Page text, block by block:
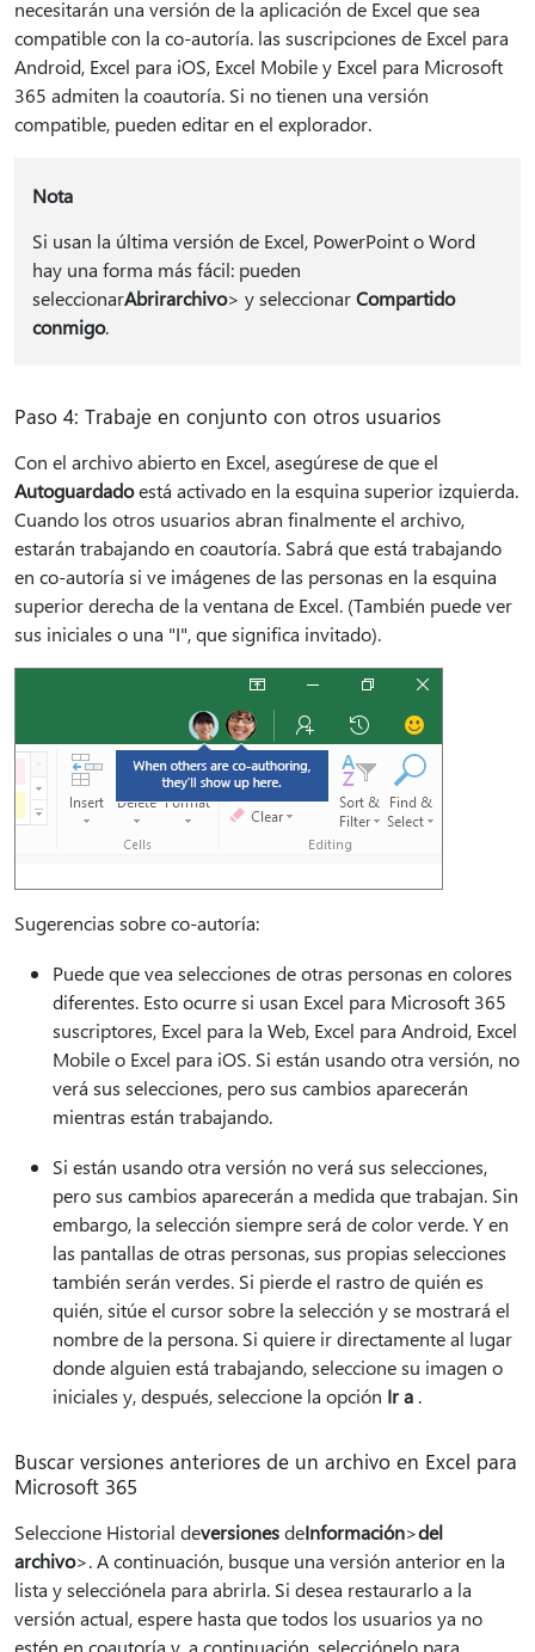
necesitarán una versión de la aplicación de Excel que sea
compatible con la co-autoría. las suscripciones de Excel para
Android, Excel para iOS, Excel Mobile y Excel para Microsoft
365 admiten la coautoría. Si no tienen una versión
compatible, pueden editar en el explorador.
Nota
Si usan la última versión de Excel, PowerPoint o Word
hay una forma más fácil: pueden
seleccionarAbrirarchivo> y seleccionarCompartido
conmigo.
Paso 4: Trabaje en conjunto con otros usuarios
Con el archivo abierto en Excel, asegúrese de que el
Autoguardadoestá activado en la esquina superior izquierda.
Cuando los otros usuarios abran finalmente el archivo,
estarán trabajando en coautoría. Sabrá que está trabajando
en co-autoría si ve imágenes de las personas en la esquina
superior derecha de la ventana de Excel. (También puede ver
sus iniciales o una "I", que significa invitado).
Sugerencias sobre co-autoría:
Puede que vea selecciones de otras personas en colores
diferentes. Esto ocurre si usan Excel para Microsoft 365
suscriptores, Excel para la Web, Excel para Android, Excel
Mobile o Excel para iOS. Si están usando otra versión, no
verá sus selecciones, pero sus cambios aparecerán
mientras están trabajando.
Si están usando otra versión no verá sus selecciones,
pero sus cambios aparecerán a medida que trabajan. Sin
embargo, la selección siempre será de color verde. Y en
las pantallas de otras personas, sus propias selecciones
también serán verdes. Si pierde el rastro de quién es
quién, sitúe el cursor sobre la selección y se mostrará el
nombre de la persona. Si quiere ir directamente al lugar
donde alguien está trabajando, seleccione su imagen o
iniciales y, después, seleccione la opción Ir a .
Buscar versiones anteriores de un archivo en Excel para
Microsoft 365
Seleccione Historial deversionesdeInformación>del
archivo>. A continuación, busque una versión anterior en la
lista y selecciónela para abrirla. Si desea restaurarlo a la
versión actual, espere hasta que todos los usuarios ya no
estén en coautoría y, a continuación, selecciónelo para